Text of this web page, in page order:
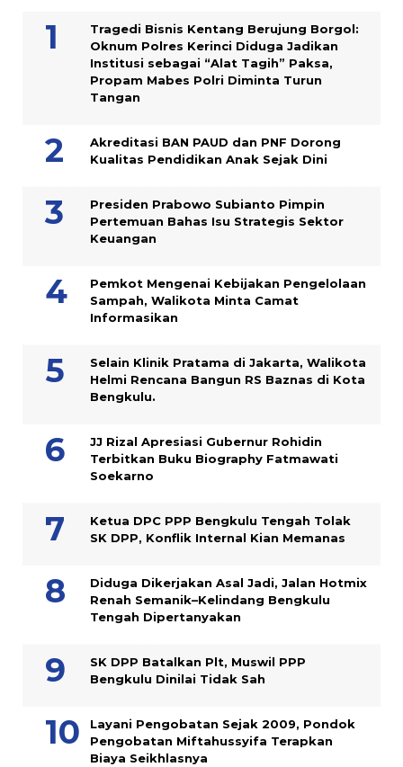
Tragedi Bisnis Kentang Berujung Borgol:
Oknum Polres Kerinci Diduga Jadikan
Institusi sebagai “Alat Tagih” Paksa,
Propam Mabes Polri Diminta Turun
Tangan
Akreditasi BAN PAUD dan PNF Dorong
Kualitas Pendidikan Anak Sejak Dini
Presiden Prabowo Subianto Pimpin
Pertemuan Bahas Isu Strategis Sektor
Keuangan
Pemkot Mengenai Kebijakan Pengelolaan
Sampah, Walikota Minta Camat
Informasikan
Selain Klinik Pratama di Jakarta, Walikota
Helmi Rencana Bangun RS Baznas di Kota
Bengkulu.
JJ Rizal Apresiasi Gubernur Rohidin
Terbitkan Buku Biography Fatmawati
Soekarno
Ketua DPC PPP Bengkulu Tengah Tolak
SK DPP, Konflik Internal Kian Memanas
Diduga Dikerjakan Asal Jadi, Jalan Hotmix
Renah Semanik–Kelindang Bengkulu
Tengah Dipertanyakan
SK DPP Batalkan Plt, Muswil PPP
Bengkulu Dinilai Tidak Sah
Layani Pengobatan Sejak 2009, Pondok
Pengobatan Miftahussyifa Terapkan
Biaya Seikhlasnya